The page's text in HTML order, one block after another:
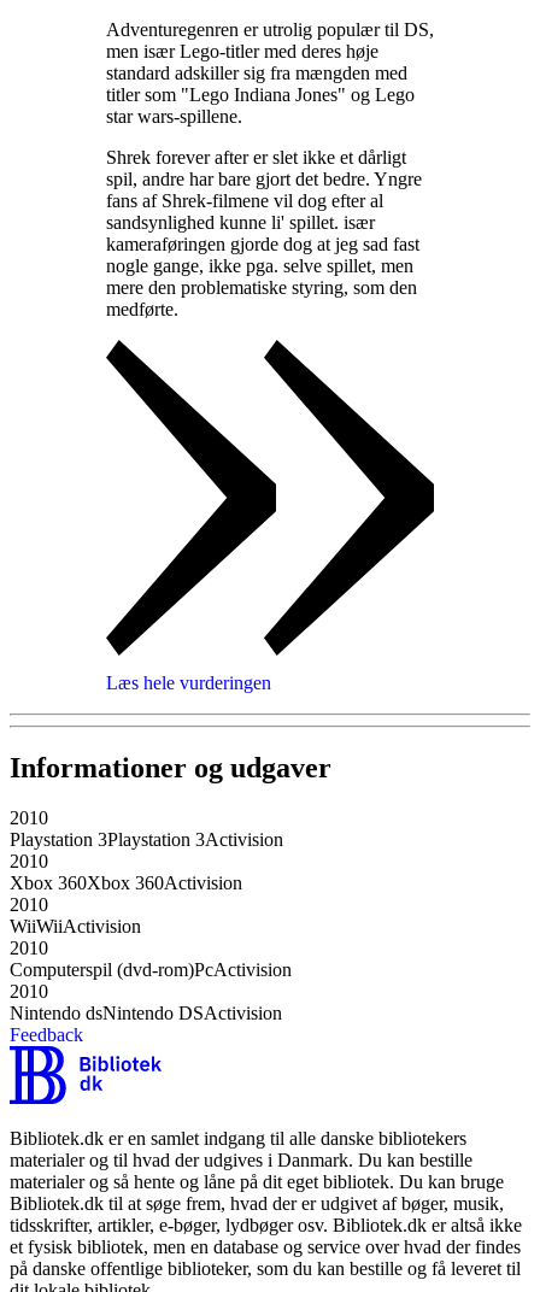
Adventuregenren er utrolig populær til DS,
men især Lego-titler med deres høje
standard adskiller sig fra mængden med
titler som "Lego Indiana Jones" og Lego
star wars-spillene.
Shrek forever after er slet ikke et dårligt
spil, andre har bare gjort det bedre. Yngre
fans af Shrek-filmene vil dog efter al
sandsynlighed kunne li' spillet. især
kameraføringen gjorde dog at jeg sad fast
nogle gange, ikke pga. selve spillet, men
mere den problematiske styring, som den
medførte.
Læs hele vurderingen
Informationer og udgaver
2010
Playstation 3Playstation 3Activision
2010
Xbox 360Xbox 360Activision
2010
WiiWiiActivision
2010
Computerspil (dvd-rom)PcActivision
2010
Nintendo dsNintendo DSActivision
Feedback
Bibliotek.dk er en samlet indgang til alle danske bibliotekers
materialer og til hvad der udgives i Danmark. Du kan bestille
materialer og så hente og låne på dit eget bibliotek. Du kan bruge
Bibliotek.dk til at søge frem, hvad der er udgivet af bøger, musik,
tidsskrifter, artikler, e-bøger, lydbøger osv. Bibliotek.dk er altså ikke
et fysisk bibliotek, men en database og service over hvad der findes
på danske offentlige biblioteker, som du kan bestille og få leveret til